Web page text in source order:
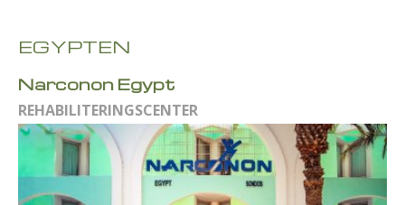
EGYPTEN
Narconon Egypt
REHABILITERINGSCENTER